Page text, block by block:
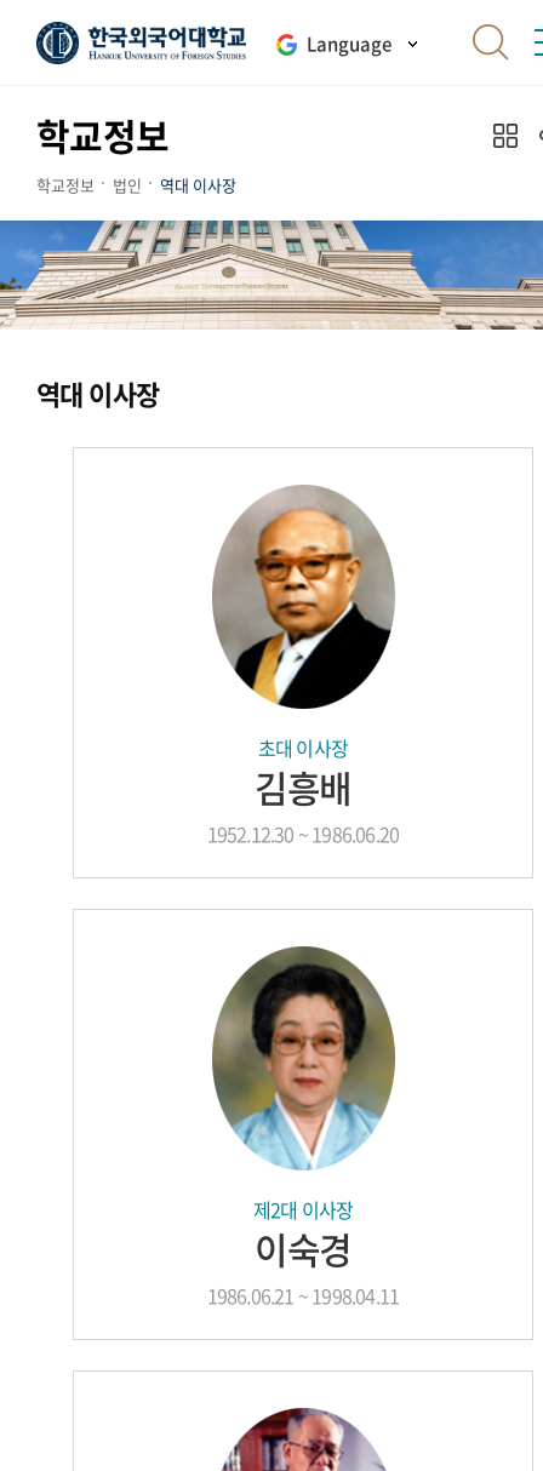
Language
학교정보
학교정보 법인 역대 이사장
역대 이사장
초대 이사장
김흥배
1952.12.30 ~ 1986.06.20
제2대 이사장
이숙경
1986.06.21 ~ 1998.04.11